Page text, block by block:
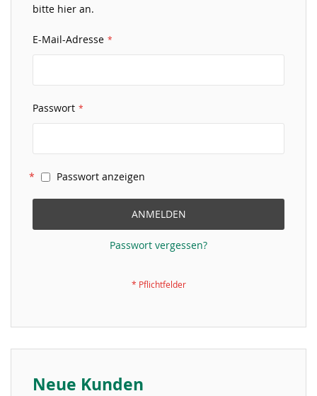
bitte hier an.
E-Mail-Adresse
Passwort
Passwort anzeigen
ANMELDEN
Passwort vergessen?
Neue Kunden